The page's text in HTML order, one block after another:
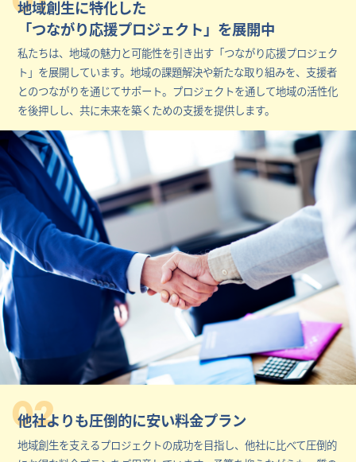
地域創生に特化した
「つながり応援プロジェクト」を展開中
私たちは、地域の魅力と可能性を引き出す「つながり応援プロジェク
ト」を展開しています。地域の課題解決や新たな取り組みを、支援者
とのつながりを通じてサポート。プロジェクトを通して地域の活性化
を後押しし、共に未来を築くための支援を提供します。
02
他社よりも圧倒的に安い料金プラン
地域創生を支えるプロジェクトの成功を目指し、他社に比べて圧倒的